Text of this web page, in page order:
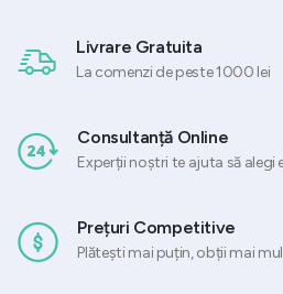
Livrare Gratuita
La comenzi de peste 1000 lei
Consultanță Online
Experții noștri te ajuta să
Prețuri Competitive
Plătești mai puțin, obții mai